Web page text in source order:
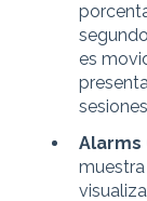
es
Alarms